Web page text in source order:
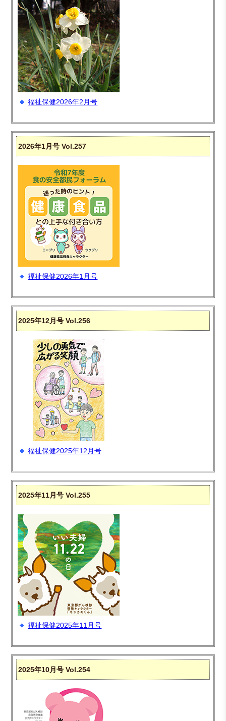
福祉保健2026年2月号
2026年1月号 Vol.257
福祉保健2026年1月号
2025年12月号 Vol.256
福祉保健2025年12月号
2025年11月号 Vol.255
福祉保健2025年11月号
2025年10月号 Vol.254